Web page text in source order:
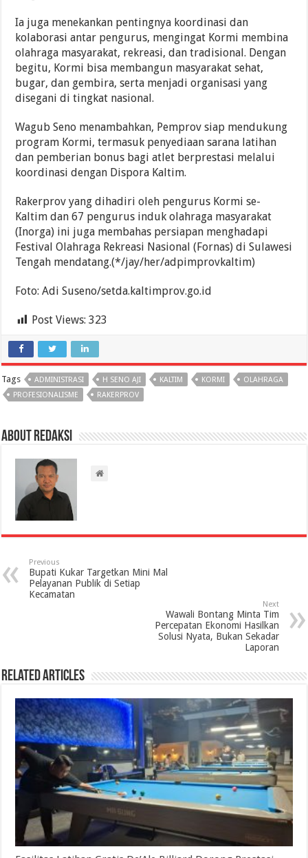
Ia juga menekankan pentingnya koordinasi dan
kolaborasi antar pengurus, mengingat Kormi membina
olahraga masyarakat, rekreasi, dan tradisional. Dengan
begitu, Kormi bisa membangun masyarakat sehat,
bugar, dan gembira, serta menjadi organisasi yang
disegani di tingkat nasional.
Wagub Seno menambahkan, Pemprov siap mendukung
program Kormi, termasuk penyediaan sarana latihan
dan pemberian bonus bagi atlet berprestasi melalui
koordinasi dengan Dispora Kaltim.
Rakerprov yang dihadiri oleh pengurus Kormi se-
Kaltim dan 67 pengurus induk olahraga masyarakat
(Inorga) ini juga membahas persiapan menghadapi
Festival Olahraga Rekreasi Nasional (Fornas) di Sulawesi
Tengah mendatang.(*/jay/her/adpimprovkaltim)
Foto: Adi Suseno/setda.kaltimprov.go.id
Post Views: 323
Tags ADMINISTRASI H SENO AJI KALTIM KORMI
OLAHRAGA
PROFESIONALISME
RAKERPROV
About Redaksi
Previous
Bupati Kukar Targetkan Mini Mal
Pelayanan Publik di Setiap
Kecamatan
Next
Wawali Bontang Minta Tim
Percepatan Ekonomi Hasilkan
Solusi Nyata, Bukan Sekadar
Laporan
Related Articles